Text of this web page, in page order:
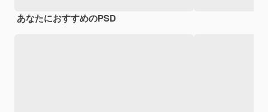
あなたにおすすめのPSD